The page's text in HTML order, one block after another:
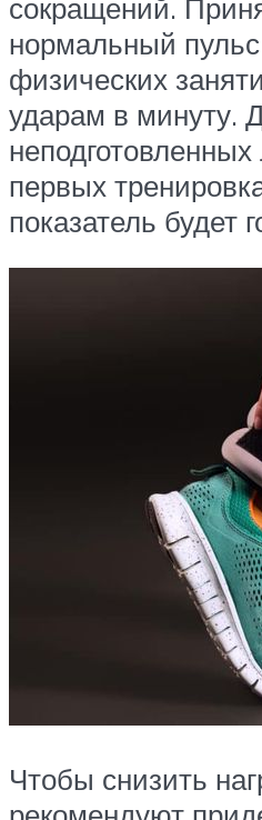
сокращений.
нормальный
физических
ударам в минуту.
первых
показатель будет
Чтобы снизить